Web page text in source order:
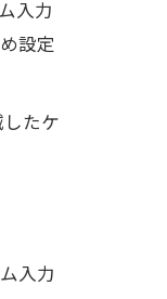
入力
設定
たケ
入力